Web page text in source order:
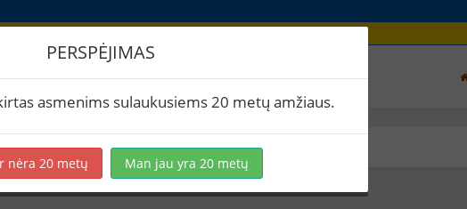
Spausdinti etiketes Virimai (1) BeerXML
PERSPĖJIMAS
asmenims sulaukusiems 20 metų amžiaus.
nėra 20 metų Man jau yra 20 metų